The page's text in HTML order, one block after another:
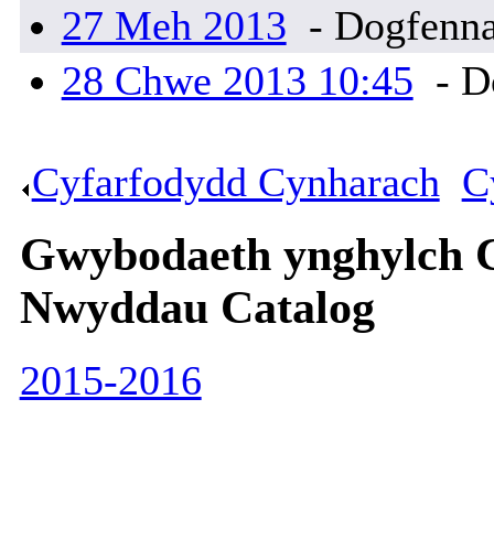
27 Meh 2013 -
28 Chwe 2013 10:45 -
Cyfarfodydd Cynharach
Gwybodaeth ynghylch
Nwyddau Catalog
2015-2016